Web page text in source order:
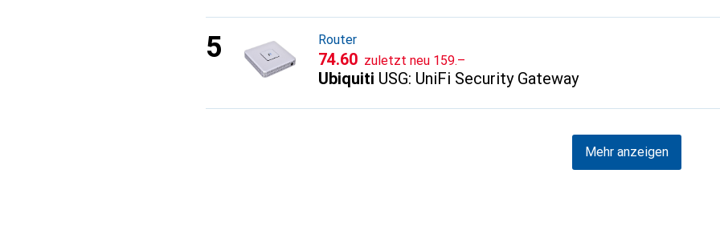
Router
CHF
74.60 zuletzt neu CHF
159.–
Ubiquiti USG: UniFi Security Gateway
Mehr anzeigen